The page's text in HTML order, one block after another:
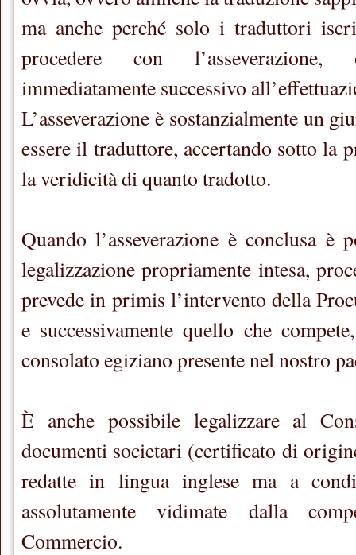
ma anche perché solo i traduttori
procedere con
immediatamente successivo
L’asseverazione è sostanzialmente un
essere il traduttore, accertando sotto la
la veridicità di quanto tradotto.
Quando l’asseverazione è conclusa è
legalizzazione propriamente intesa,
prevede in primis l’intervento della
e successivamente quello che
consolato egiziano presente nel nostro
È anche possibile legalizzare al
documenti societari (certificato di
redatte in lingua inglese ma a
assolutamente vidimate dalla
Commercio.